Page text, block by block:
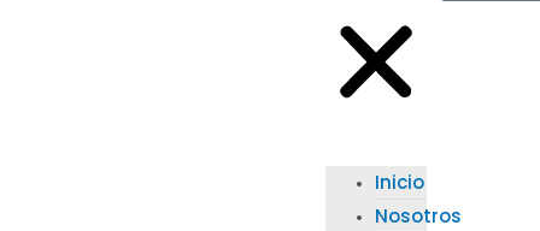
Inicio
Nosotros